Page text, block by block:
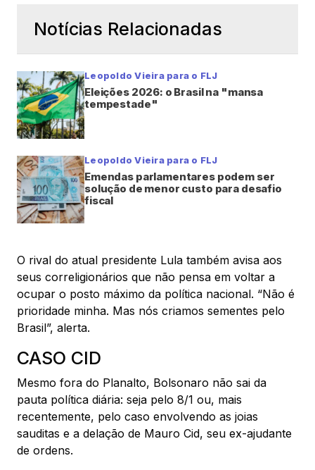
Notícias Relacionadas
Leopoldo Vieira para o FLJ
Eleições 2026: o Brasil na "mansa
tempestade"
Leopoldo Vieira para o FLJ
Emendas parlamentares podem ser
solução de menor custo para desafio
fiscal
O rival do atual presidente Lula também avisa aos
seus correligionários que não pensa em voltar a
ocupar o posto máximo da política nacional. “Não é
prioridade minha. Mas nós criamos sementes pelo
Brasil”, alerta.
CASO CID
Mesmo fora do Planalto, Bolsonaro não sai da
pauta política diária: seja pelo 8/1 ou, mais
recentemente, pelo caso envolvendo as joias
sauditas e a delação de Mauro Cid, seu ex-ajudante
de ordens.